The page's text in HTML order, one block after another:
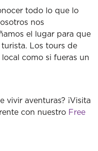
todo lo que lo
nos
el lugar para que
Los tours de
como si fueras un
vivir aventuras? ¡Visita
con nuestro Free